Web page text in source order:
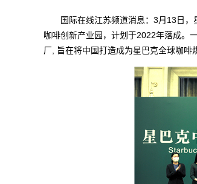
国际在线江苏频道消息：3月13日，
咖啡创新产业园，计划于2022年落成。
厂, 旨在将中国打造成为星巴克全球咖啡